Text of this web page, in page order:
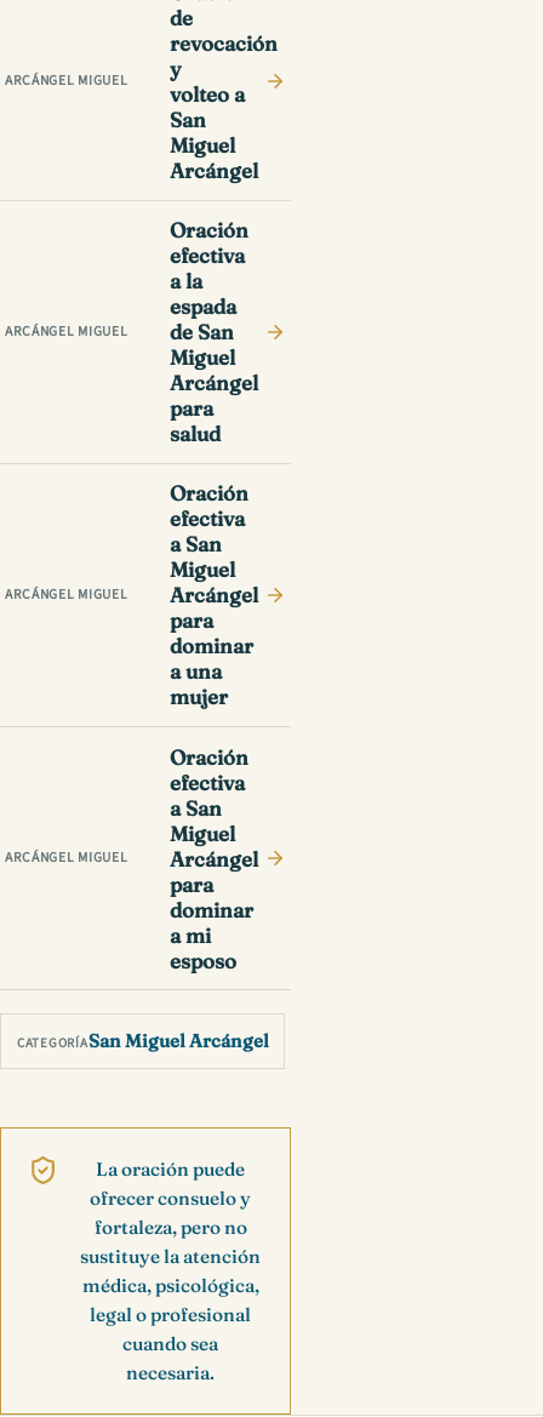
ARCÁNGEL MIGUEL
de
revocación
y
volteo a
San
Miguel
Arcángel
ARCÁNGEL MIGUEL
Oración
efectiva
a la
espada
de San
Miguel
Arcángel
para
salud
ARCÁNGEL MIGUEL
Oración
efectiva
a San
Miguel
Arcángel
para
dominar
a una
mujer
ARCÁNGEL MIGUEL
Oración
efectiva
a San
Miguel
Arcángel
para
dominar
a mi
esposo
CATEGORÍASan Miguel Arcángel
La oración puede
ofrecer consuelo y
fortaleza, pero no
sustituye la atención
médica, psicológica,
legal o profesional
cuando sea
necesaria.